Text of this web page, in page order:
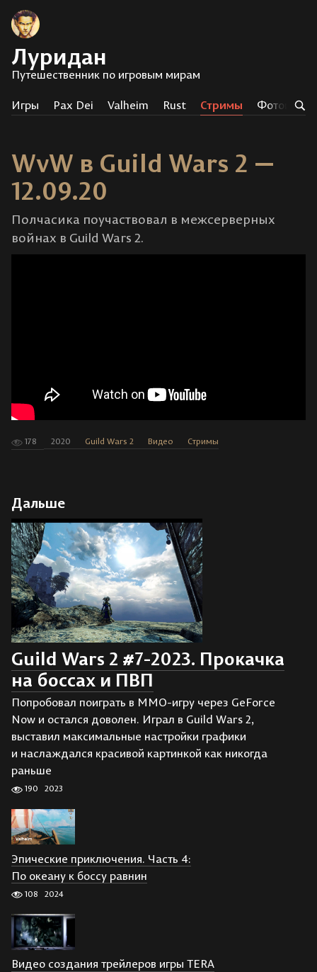
Луридан
Путешественник по игровым мирам
Игры Pax Dei Valheim Rust Стримы
WvW в Guild Wars 2 —
12.09.20
Полчасика поучаствовал в межсерверных
войнах в Guild Wars 2.
178 2020 Guild Wars 2 Видео Стримы
Дальше
Guild Wars 2 #7-2023. Прокачка
на боссах и ПВП
Попробовал поиграть в ММО-игру через GeForce
Now и остался доволен. Играл в Guild Wars 2,
выставил максимальные настройки графики
и наслаждался красивой картинкой как никогда
раньше
190 2023
Эпические приключения. Часть 4:
По океану к боссу равнин
108 2024
Видео создания трейлеров игры TERA